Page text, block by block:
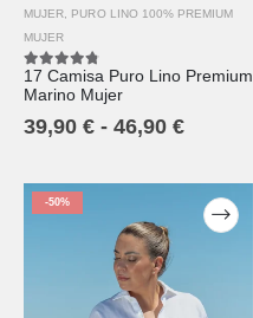
MUJER, PURO LINO 100% PREMIUM
MUJER
4.67out of 5
17 Camisa Puro Lino Premium
Marino Mujer
39,90 € - 46,90 €
-50%